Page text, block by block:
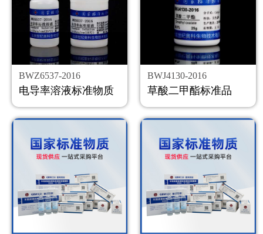
BWZ6537-2016
电导率溶液标准物质
BWJ4130-2016
草酸二甲酯标准品
购物车
会员中心
联系我们
返回主页